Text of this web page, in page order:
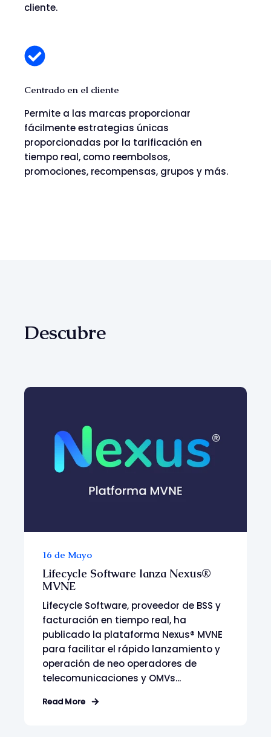
cliente.
Centrado en el cliente
Permite a las marcas proporcionar
fácilmente estrategias únicas
proporcionadas por la tarificación en
tiempo real, como reembolsos,
promociones, recompensas, grupos y más.
Descubre
16 de Mayo
Lifecycle Software lanza Nexus®
MVNE
Lifecycle Software, proveedor de BSS y
facturación en tiempo real, ha
publicado la plataforma Nexus® MVNE
para facilitar el rápido lanzamiento y
operación de neo operadores de
telecomunicaciones y OMVs...
Read More